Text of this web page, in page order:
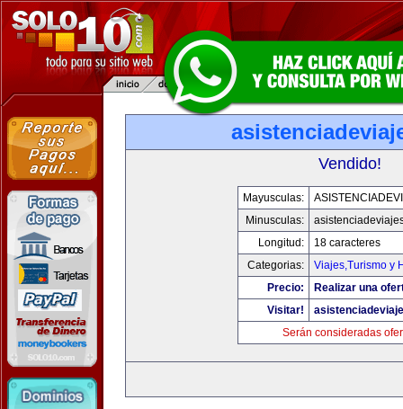
Vendido!
Mayusculas:
Minusculas:
Longitud:
18 caracteres
Categorias:
Viajes,Turismo y
Precio:
Realizar una
Visitar!
Serán consideradas